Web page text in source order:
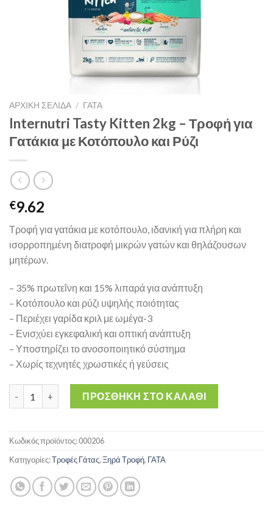
ΑΡΧΙΚΉ ΣΕΛΊΔΑ / ΓΑΤΑ
Internutri Tasty Kitten 2kg – Τροφή για
Γατάκια με Κοτόπουλο και Ρύζι
€9.62
Τροφή για γατάκια με κοτόπουλο, ιδανική για πλήρη και
ισορροπημένη διατροφή μικρών γατών και θηλάζουσων
μητέρων.
– 35% πρωτεΐνη και 15% λιπαρά για ανάπτυξη
– Κοτόπουλο και ρύζι υψηλής ποιότητας
– Περιέχει γαρίδα κριλ με ωμέγα-3
– Ενισχύει εγκεφαλική και οπτική ανάπτυξη
– Υποστηρίζει το ανοσοποιητικό σύστημα
– Χωρίς τεχνητές χρωστικές ή γεύσεις
Internutri Tasty Kitten 2kg - Τροφή για Γατάκια με Κοτόπουλο
ΠΡΟΣΘΉΚΗ ΣΤΟ ΚΑΛΆΘΙ
Κωδικός προϊόντος:000206
Κατηγορίες:Τροφές Γάτας,Ξηρά Τροφή, ΓΑΤΑ